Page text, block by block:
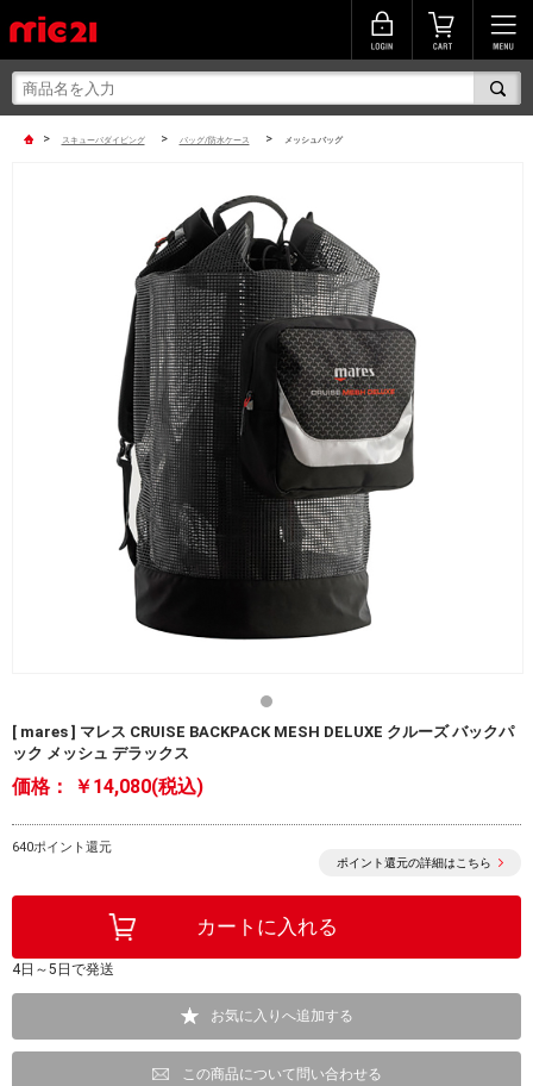
> スキューバダイビング > バッグ/防水ケース > メッシュバッグ
[ mares ] マレス CRUISE BACKPACK MESH DELUXE クルーズ バックパ
ック メッシュ デラックス
価格： ￥14,080(税込)
640ポイント還元
ポイント還元の詳細はこちら
4日～5日で発送
お気に入りへ追加する
この商品について問い合わせる